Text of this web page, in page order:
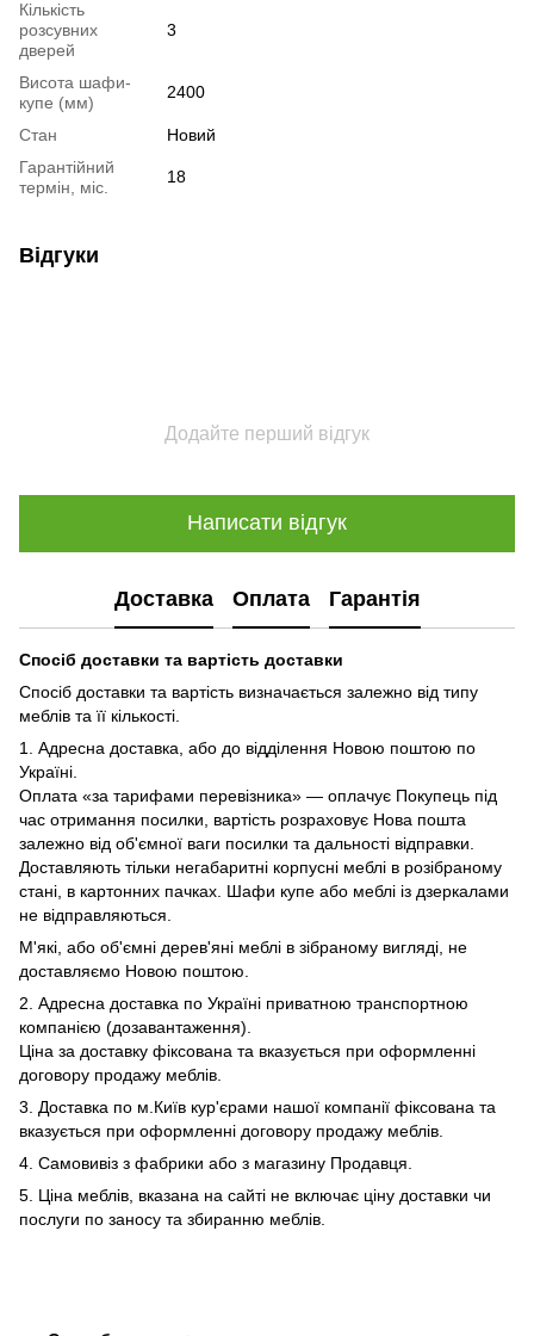
Кількість
розсувних
дверей
3
Висота шафи-
купе (мм)
2400
Стан
Новий
Гарантійний
термін, міс.
18
Відгуки
Додайте перший відгук
Написати відгук
Доставка Оплата Гарантія
Спосіб доставки та вартість доставки
Спосіб доставки та вартість визначається залежно від типу
меблів та її кількості.
1. Адресна доставка, або до відділення Новою поштою по
Україні.
Оплата «за тарифами перевізника» — оплачує Покупець під
час отримання посилки, вартість розраховує Нова пошта
залежно від об'ємної ваги посилки та дальності відправки.
Доставляють тільки негабаритні корпусні меблі в розібраному
стані, в картонних пачках. Шафи купе або меблі із дзеркалами
не відправляються.
М'які, або об'ємні дерев'яні меблі в зібраному вигляді, не
доставляємо Новою поштою.
2. Адресна доставка по Україні приватною транспортною
компанією (дозавантаження).
Ціна за доставку фіксована та вказується при оформленні
договору продажу меблів.
3. Доставка по м.Київ кур'єрами нашої компанії фіксована та
вказується при оформленні договору продажу меблів.
4. Самовивіз з фабрики або з магазину Продавця.
5. Ціна меблів, вказана на сайті не включає ціну доставки чи
послуги по заносу та збиранню меблів.